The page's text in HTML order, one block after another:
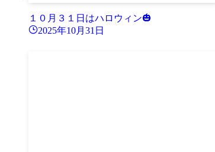
１０月３１日はハロウィン🎃
2025年10月31日